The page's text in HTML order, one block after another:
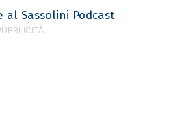
al Sassolini Podcast